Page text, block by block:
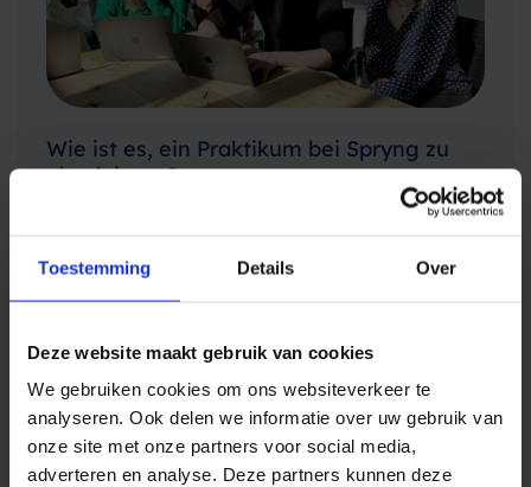
Toestemming Details Over
Deze website maakt gebruik van cookies
We gebruiken cookies om ons websiteverkeer te
analyseren. Ook delen we informatie over uw gebruik van
onze site met onze partners voor social media,
adverteren en analyse. Deze partners kunnen deze
Wie ist es, ein Praktikum bei Spryng zu
absolvieren?
bei einem ersten Praktikum, kann es durchaus
Unternehmenswelt zurechtzufinden und das
aktuelle Marketingpraktikantin Evy…
ARBEITEN BEI SPRYNG